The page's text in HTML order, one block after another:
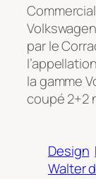
par le
la gamme
coupé 2+2
Design
Walter